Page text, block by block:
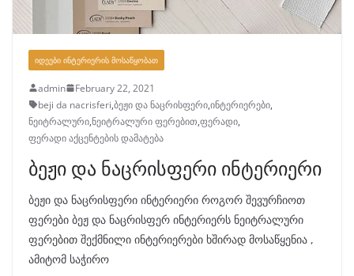
ᲘᲓᲔᲔᲑᲘ ᲘᲜᲢᲔᲠᲘᲔᲠᲘᲡ ᲛᲝᲡᲐᲬᲧᲝᲑᲐᲗ
admin
February 22, 2021
beji da nacrisferi,ბეჟი და ნაცრისფერი,ინტერიერები,
ნეიტრალური,ნეიტრალური ფერებით,ფერადი,
ფერადი აქცენტების დამატება
ბეჟი და ნაცრისფერი ინტერიერი
ბეჟი და ნაცრისფერი ინტერიერი როგორ შევურჩიოთ
ფერები ბეჟ და ნაცრისფერ ინტერიერს ნეიტრალური
ფერებით შექმნილი ინტერიერები ხშირად მოსაწყენია ,
ამიტომ საჭირო